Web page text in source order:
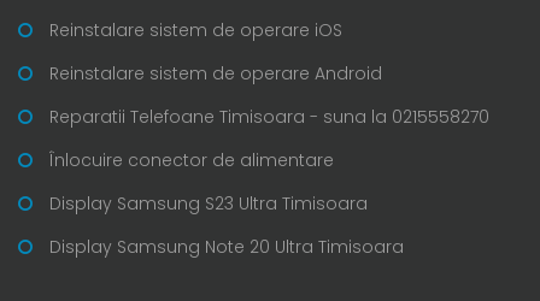
Reinstalare sistem de operare iOS
Reinstalare sistem de operare Android
Reparatii Telefoane Timisoara - suna la 0215558270
Înlocuire conector de alimentare
Display Samsung S23 Ultra Timisoara
Display Samsung Note 20 Ultra Timisoara